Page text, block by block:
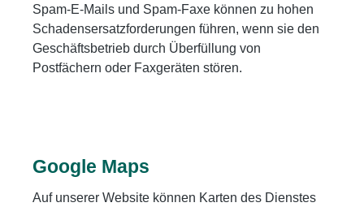
Spam-E-Mails und Spam-Faxe können zu hohen
Schadensersatzforderungen führen, wenn sie den
Geschäftsbetrieb durch Überfüllung von
Postfächern oder Faxgeräten stören.
Google Maps
Auf unserer Website können Karten des Dienstes